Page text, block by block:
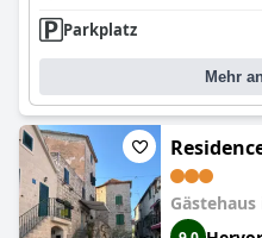
Parkplatz
Mehr
Gästehaus